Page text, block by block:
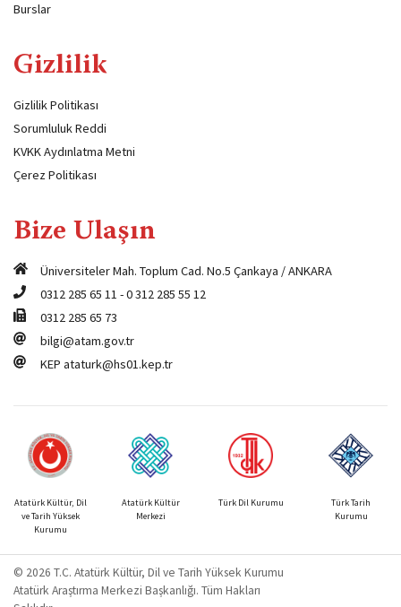
Burslar
Gizlilik
Gizlilik Politikası
Sorumluluk Reddi
KVKK Aydınlatma Metni
Çerez Politikası
Bize Ulaşın
Üniversiteler Mah. Toplum Cad. No.5 Çankaya / ANKARA
0312 285 65 11 -0 312 285 55 12
0312 285 65 73
bilgi@atam.gov.tr
KEP ataturk@hs01.kep.tr
Atatürk Kültür, Dil
ve Tarih Yüksek
Kurumu
Atatürk Kültür
Merkezi
Türk Dil Kurumu
Türk Tarih
Kurumu
© 2026 T.C. Atatürk Kültür, Dil ve Tarih Yüksek Kurumu
Atatürk Araştırma Merkezi Başkanlığı. Tüm Hakları